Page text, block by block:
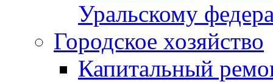
Уральскому
Городское хозяйство
Капитальный